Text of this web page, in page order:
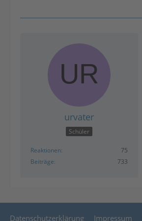
urvater
Schüler
Reaktionen
75
Beiträge
733
Datenschutzerklärung Impressum